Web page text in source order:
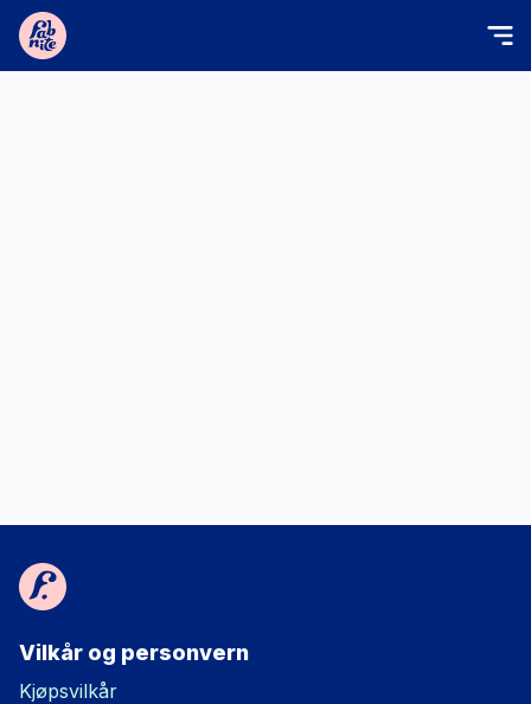
Vilkår og personvern
Kjøpsvilkår